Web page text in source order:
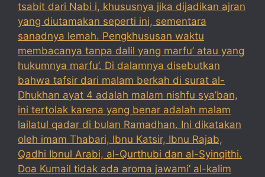
tsabit dari Nabi i, khususnya jika dijadikan ajran
yang diutamakan seperti ini, sementara
sanadnya lemah. Pengkhususan waktu
membacanya tanpa dalil yang marfu’ atau yang
hukumnya marfu’. Di dalamnya disebutkan
bahwa tafsir dari malam berkah di surat al-
Dhukhan ayat 4 adalah malam nishfu sya’ban,
ini tertolak karena yang benar adalah malam
lailatul qadar di bulan Ramadhan. Ini dikatakan
oleh imam Thabari, Ibnu Katsir, Ibnu Rajab,
Qadhi Ibnul Arabi, al-Qurthubi dan al-Syinqithi.
Doa Kumail tidak ada aroma jawami’ al-kalim